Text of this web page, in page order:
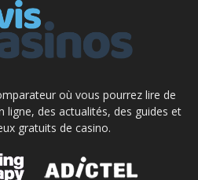
où vous pourrez lire de
ligne, des actualités, des guides et
gratuits de casino.